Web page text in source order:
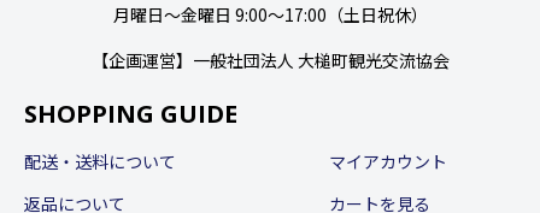
月曜日〜金曜日 9:00〜17:00（土日祝休）
【企画運営】一般社団法人 大槌町観光交流協会
SHOPPING GUIDE
配送・送料について
返品について
マイアカウント
カートを見る